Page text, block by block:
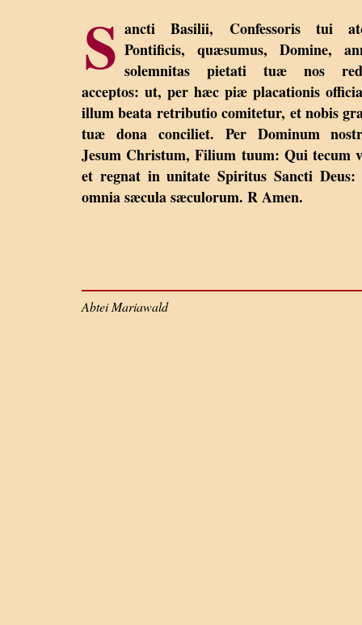
S ancti Basilii, Confessoris tui
Pontificis, quæsumus, Domine,
solemnitas pietati tuæ nos
acceptos: ut, per hæc piæ placationis
illum beata retributio comitetur, et nobis
tuæ dona conciliet. Per Dominum
Jesum Christum, Filium tuum: Qui tecum
et regnat in unitate Spiritus Sancti Deus:
omnia sæcula sæculorum. R Amen.
Abtei Mariawald